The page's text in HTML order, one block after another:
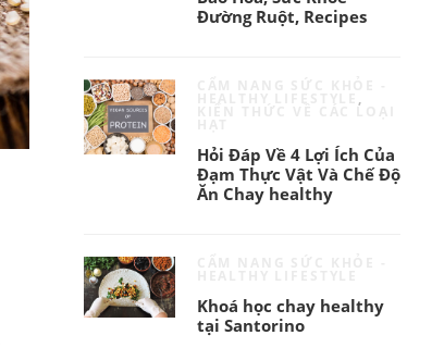
Đường Ruột, Recipes
,
KIẾN THỨC VỀ CÁC LOẠI
Hỏi Đáp Về 4 Lợi Ích Của
Đạm Thực Vật Và Chế Độ
Ăn Chay healthy
Khoá học chay healthy
tại Santorino